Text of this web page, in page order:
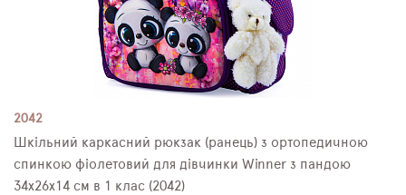
2042
Шкільний каркасний рюкзак (ранець) з ортопедичною
спинкою фіолетовий для дівчинки Winner з пандою
34х26х14 см в 1 клас (2042)